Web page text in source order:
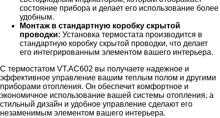
состояние прибора и делает его использование более
удобным.
Монтаж в стандартную коробку скрытой
проводки: Установка термостата производится в
стандартную коробку скрытой проводки, что делает
его интегрированным элементом вашего интерьера.
С термостатом VT.AC602 вы получаете надежное и
эффективное управление вашим теплым полом и другими
приборами отопления. Он обеспечит комфортное и
экономичное использование вашей системы отопления, а
стильный дизайн и удобное управление сделают его
незаменимым элементом вашего интерьера.